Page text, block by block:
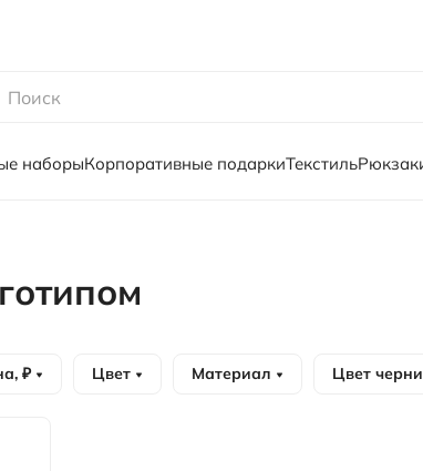
наборыКорпоративные подаркиТекстиль
₽ Цвет Материал Цвет